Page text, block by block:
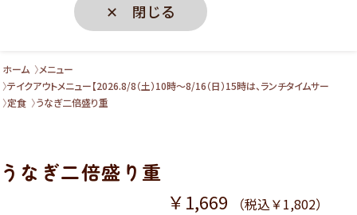
✕ 閉じる
ホーム
メニュー
テイクアウトメニュー【2026.8/8（土）10時～8/16（日）15時は、ランチタイムサービス
定食
うなぎ二倍盛り重
うなぎ二倍盛り重
￥1,669 （税込￥1,802）